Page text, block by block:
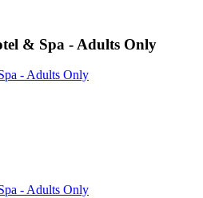
& Spa - Adults Only
- Adults Only
- Adults Only